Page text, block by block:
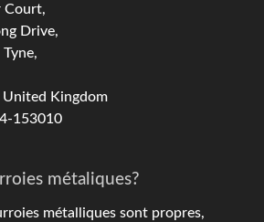
Court,
Drive,
United Kingdom
153010
métaliques?
métalliques sont propres,